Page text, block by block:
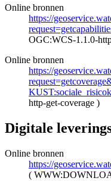
Online bronnen
https://
OGC:WCS-1.1.0-
Online bronnen
https://
http-get-coverage )
Digitale
Online bronnen
https://
(